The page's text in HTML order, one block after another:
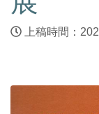
上稿時間：